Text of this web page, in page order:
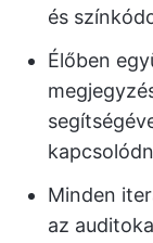
és
Élőben
Minden
az